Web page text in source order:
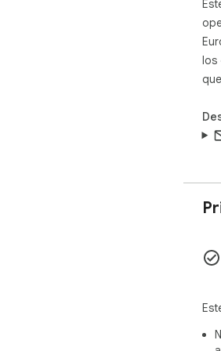
✅
💌
los